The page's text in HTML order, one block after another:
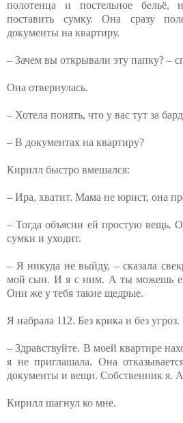
полотенца и постельное бельё,
поставить сумку. Она сразу
документы на квартиру.
– Зачем вы открывали эту папку? –
Она отвернулась.
– Хотела понять, что у вас тут за
– В документах на квартиру?
Кирилл быстро вмешался:
– Ира, хватит. Мама не юрист, она
– Тогда объясни ей простую вещь.
сумки и уходит.
– Я никуда не выйду, – сказала
мой сын. И я с ним. А ты можешь
Они же у тебя такие щедрые.
Я набрала 112. Без крика и без угроз.
– Здравствуйте. В моей квартире
я не приглашала. Она
документы и вещи. Собственник я.
Кирилл шагнул ко мне.